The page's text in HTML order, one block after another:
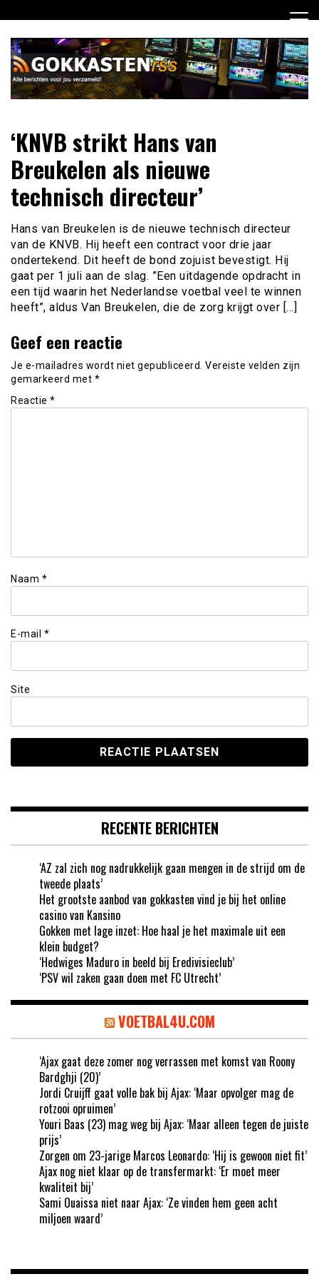
naar
inhoud
Gokkasten RSS
voor jou verzameld
‘KNVB strikt Hans van
Breukelen als nieuwe
technisch directeur’
Hans van Breukelen is de nieuwe technisch directeur
van de KNVB. Hij heeft een contract voor drie jaar
ondertekend. Dit heeft de bond zojuist bevestigt. Hij
gaat per 1 juli aan de slag. ”Een uitdagende opdracht in
een tijd waarin het Nederlandse voetbal veel te winnen
heeft”, aldus Van Breukelen, die de zorg krijgt over […]
Geef een reactie
Je e-mailadres wordt niet gepubliceerd. Vereiste velden zijn
gemarkeerd met *
Reactie *
Naam *
E-mail *
Site
RECENTE BERICHTEN
‘AZ zal zich nog nadrukkelijk gaan mengen in de strijd om de
tweede plaats’
Het grootste aanbod van gokkasten vind je bij het online
casino van Kansino
Gokken met lage inzet: Hoe haal je het maximale uit een
klein budget?
‘Hedwiges Maduro in beeld bij Eredivisieclub’
‘PSV wil zaken gaan doen met FC Utrecht’
VOETBAL4U.COM
‘Ajax gaat deze zomer nog verrassen met komst van Roony
Bardghji (20)’
Jordi Cruijff gaat volle bak bij Ajax: ‘Maar opvolger mag de
rotzooi opruimen’
Youri Baas (23) mag weg bij Ajax: ‘Maar alleen tegen de juiste
prijs’
Zorgen om 23-jarige Marcos Leonardo: ‘Hij is gewoon niet fit’
Ajax nog niet klaar op de transfermarkt: ‘Er moet meer
kwaliteit bij’
Sami Ouaissa niet naar Ajax: ‘Ze vinden hem geen acht
miljoen waard’